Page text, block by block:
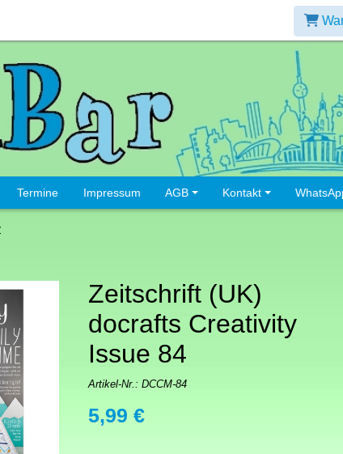
Termine Impressum AGB Kontakt
Zeitschrift (UK)
docrafts Creativity
Issue 84
Artikel-Nr.: DCCM-84
5,99 €